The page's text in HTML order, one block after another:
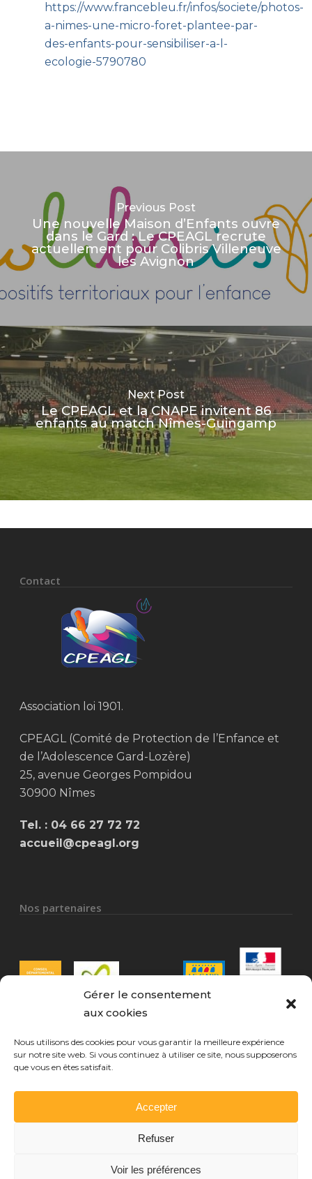
Gérer le consentement
aux cookies
Nous utilisons des cookies pour vous garantir la meilleure expérience
sur notre site web. Si vous continuez à utiliser ce site, nous supposerons
que vous en êtes satisfait.
Accepter
Refuser
Voir les préférences
https://www.francebleu.fr/infos/societe/photos-
a-nimes-une-micro-foret-plantee-par-
des-enfants-pour-sensibiliser-a-l-
ecologie-5790780
Previous Post
Une nouvelle Maison d’Enfants ouvre
dans le Gard : Le CPEAGL recrute
actuellement pour Colibris Villeneuve
les Avignon
Next Post
Le CPEAGL et la CNAPE invitent 86
enfants au match Nîmes-Guingamp
Contact
Association loi 1901.
CPEAGL (Comité de Protection de l’Enfance et
de l’Adolescence Gard-Lozère)
25, avenue Georges Pompidou
30900 Nîmes
Tel. : 04 66 27 72 72
accueil@cpeagl.org
Nos partenaires